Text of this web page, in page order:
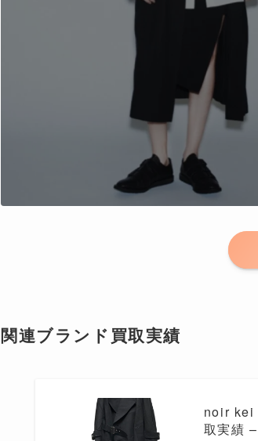
関連ブランド買取実績
noir kei
取実績